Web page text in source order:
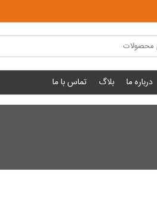
درباره ما بلاگ تماس با ما